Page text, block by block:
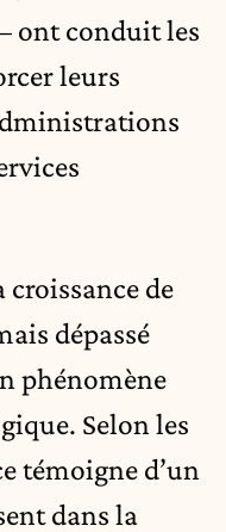
ont conduit les
leurs
croissance de
dépassé
phénomène
Selon les
témoigne d’un
dans la